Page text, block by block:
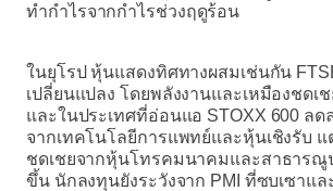
ทำกำไรจากกำไรช่วงฤดูร้อน
ในยุโรป หุ้นแสดงทิศทางผสมเช่นกัน
เปลี่ยนแปลง โดยพลังงานและเหมืองชดเ
และในประเทศที่อ่อนแอ STOXX 600 ลด
จากเทคโนโลยีการแพทย์และหุ้นเชิงรับ
ชดเชยจากหุ้นโทรคมนาคมและสาธารณู
ขึ้น นักลงทุนยังระวังจาก PMI ที่ซบเซาแล